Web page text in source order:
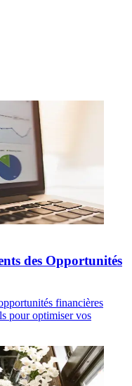
des Opportunités
financières
pour optimiser vos